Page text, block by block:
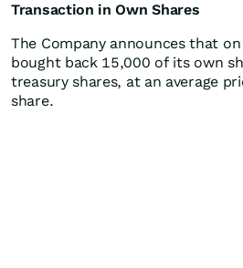
Transaction in Own Shares
The Company announces that
bought back 15,000 of its own
treasury shares, at an average
share.